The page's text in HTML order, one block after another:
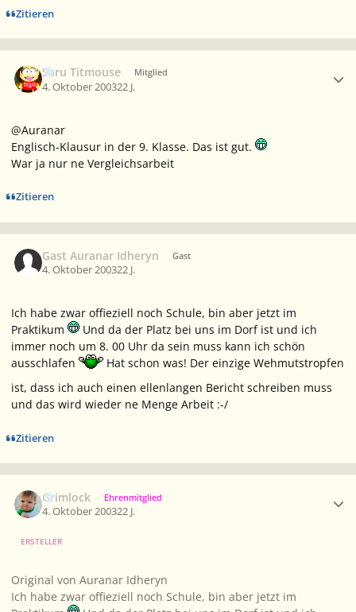
Zitieren
Saru Titmouse Mitglied
4. Oktober 200322 J.
@Auranar
Englisch-Klausur in der 9. Klasse. Das ist gut.
War ja nur ne Vergleichsarbeit
Zitieren
Gast Auranar Idheryn Gast
4. Oktober 200322 J.
Ich habe zwar offieziell noch Schule, bin aber jetzt im
Praktikum
Und da der Platz bei uns im Dorf ist und ich
immer noch um 8. 00 Uhr da sein muss kann ich schön
ausschlafen
Hat schon was! Der einzige Wehmutstropfen
ist, dass ich auch einen ellenlangen Bericht schreiben muss
und das wird wieder ne Menge Arbeit :-/
Zitieren
Grimlock Ehrenmitglied
4. Oktober 200322 J.
ERSTELLER
Original von Auranar Idheryn
Ich habe zwar offieziell noch Schule, bin aber jetzt im